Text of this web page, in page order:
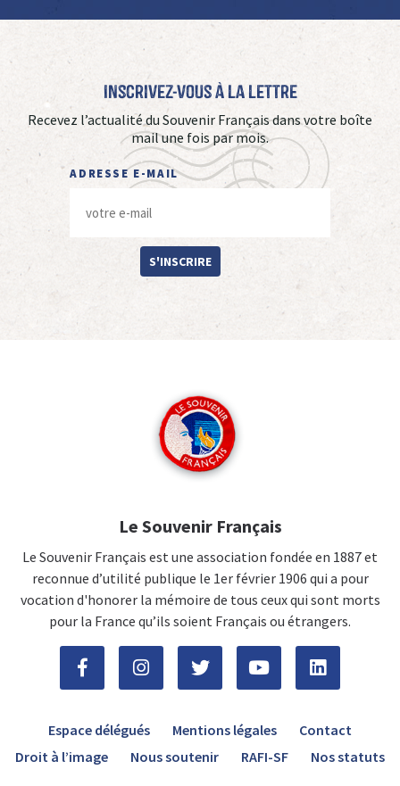
Inscrivez-vous à La Lettre
Recevez l’actualité du Souvenir Français dans votre boîte
mail une fois par mois.
ADRESSE E-MAIL
S'INSCRIRE
Le Souvenir Français
Le Souvenir Français est une association fondée en 1887 et
reconnue d’utilité publique le 1er février 1906 qui a pour
vocation d'honorer la mémoire de tous ceux qui sont morts
pour la France qu’ils soient Français ou étrangers.
Espace délégués Mentions légales
Contact
Droit à l’image
Nous soutenir RAFI-SF Nos statuts